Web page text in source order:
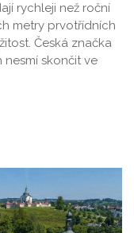
rychleji než roční
metry prvotřídních
Česká značka
nesmí skončit ve